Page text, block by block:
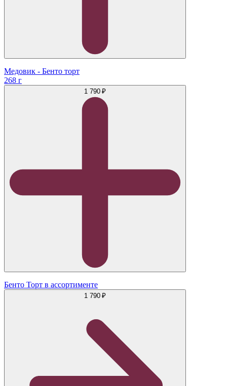
Медовик - Бенто торт
268 г
1 790 ₽
Бенто Торт в ассортименте
1 790 ₽